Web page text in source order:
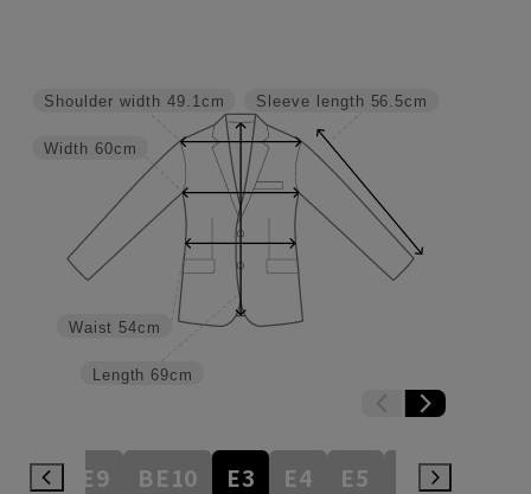
Sleeve length 56.5cm
Length 69cm
Waist 54cm
Width 60cm
Shoulder width 49.1cm
BE9 BE10 E3 E4 E5 E6